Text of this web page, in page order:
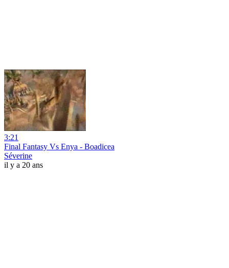
3:21
Final Fantasy Vs Enya - Boadicea
Séverine
il y a 20 ans